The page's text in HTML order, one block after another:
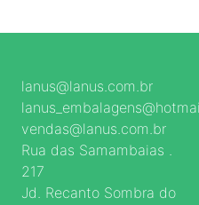
lanus@lanus.com.br
vendas@lanus.com.br
Rua das Samambaias .
217
Jd. Recanto Sombra do